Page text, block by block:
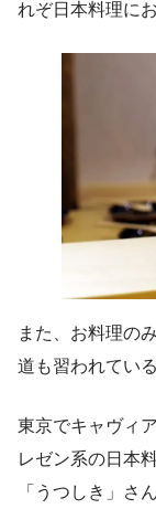
れぞ日本料理に
また、お料理の
道も習われてい
東京でキャヴィ
レゼン系の日本
「うつしき」さ